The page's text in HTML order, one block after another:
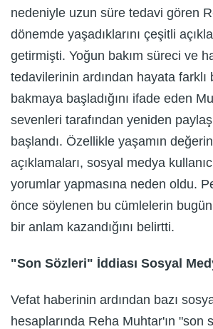
nedeniyle uzun süre tedavi gören
dönemde yaşadıklarını çeşitli
getirmişti. Yoğun bakım süreci ve
tedavilerinin ardından hayata farklı
bakmaya başladığını ifade eden
sevenleri tarafından yeniden
başlandı. Özellikle yaşamın
açıklamaları, sosyal medya
yorumlar yapmasına neden oldu.
önce söylenen bu cümlelerin
bir anlam kazandığını belirtti.
"Son Sözleri" İddiası Sosyal
Vefat haberinin ardından bazı
hesaplarında Reha Muhtar'ın "son